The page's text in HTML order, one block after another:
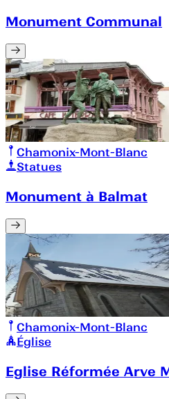
Monument Communal
Chamonix-Mont-Blanc
Statues
Monument à Balmat
Chamonix-Mont-Blanc
Église
Eglise Réformée Arve